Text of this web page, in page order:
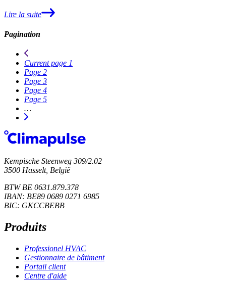
Lire la suite
Pagination
Current page 1
Page 2
Page 3
Page 4
Page 5
…
Kempische Steenweg 309/2.02
3500 Hasselt, België
BTW BE 0631.879.378
IBAN: BE89 0689 0271 6985
BIC: GKCCBEBB
Produits
Professionel HVAC
Gestionnaire de bâtiment
Portail client
Centre d'aide